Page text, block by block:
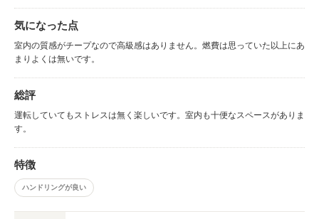
気になった点
室内の質感がチープなので高級感はありません。燃費は思っていた以上にあ
まりよくは無いです。
総評
運転していてもストレスは無く楽しいです。室内も十便なスペースがありま
す。
特徴
ハンドリングが良い